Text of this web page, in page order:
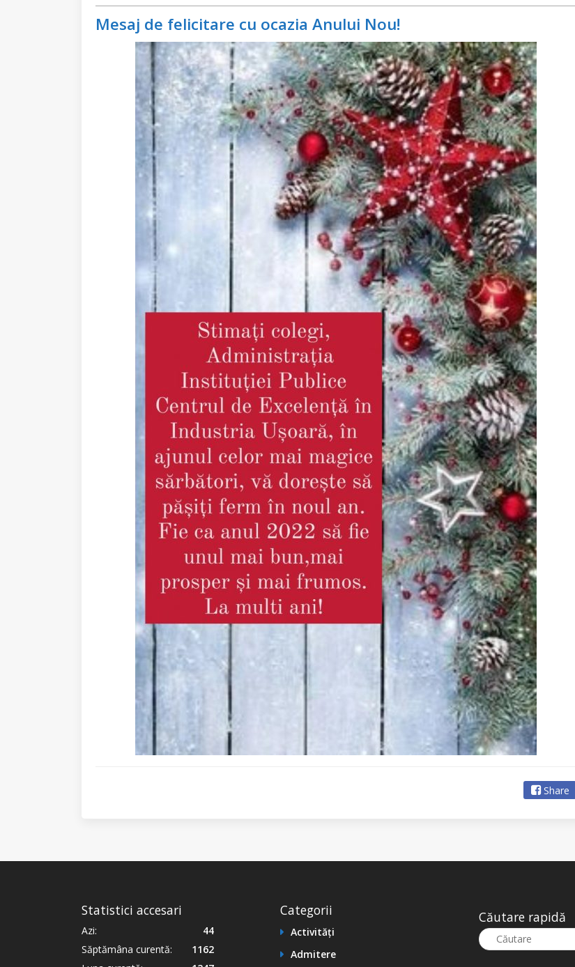
Mesaj de felicitare cu ocazia Anului Nou!
Share
Statistici accesari
Azi:
44
Săptămâna curentă:
1162
Categorii
Activități
Admitere
Căutare rapidă